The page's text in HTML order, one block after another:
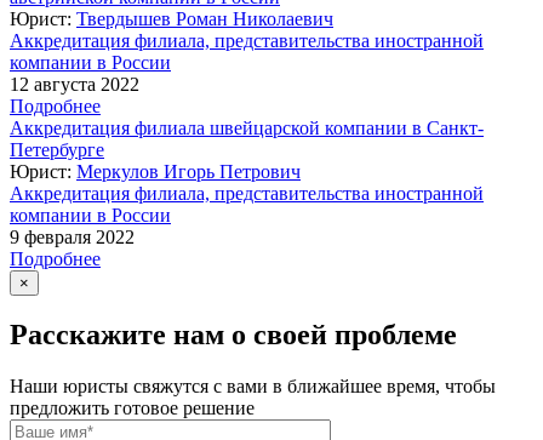
Юрист: Твердышев Роман Николаевич
Аккредитация филиала, представительства иностранной
компании в России
12 августа 2022
Подробнее
Аккредитация филиала швейцарской компании в Санкт-
Петербурге
Юрист: Меркулов Игорь Петрович
Аккредитация филиала, представительства иностранной
компании в России
9 февраля 2022
Подробнее
×
Расскажите нам о своей проблеме
Наши юристы свяжутся с вами в ближайшее время, чтобы
предложить готовое решение